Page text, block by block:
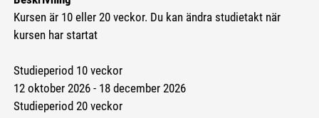
Kursen är 10 eller 20 veckor. Du kan ändra studietakt när
kursen har startat
Studieperiod 10 veckor
12 oktober 2026 - 18 december 2026
Studieperiod 20 veckor